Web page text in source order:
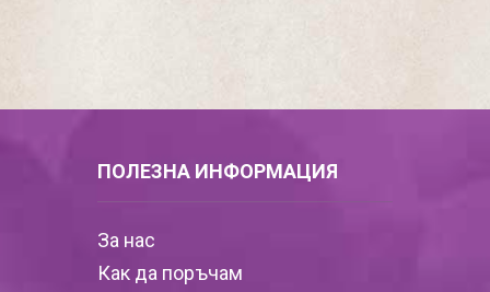
ПОЛЕЗНА ИНФОРМАЦИЯ
За нас
Как да поръчам